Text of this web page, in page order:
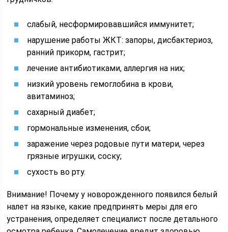
слабый, несформировавшийся иммунитет;
нарушение работы ЖКТ: запоры, дисбактериоз,
ранний прикорм, гастрит;
лечение антибиотиками, аллергия на них;
низкий уровень гемоглобина в крови,
авитаминоз;
сахарный диабет;
гормональные изменения, сбои;
заражение через родовые пути матери, через
грязные игрушки, соску;
сухость во рту.
Внимание! Почему у новорожденного появился белый
налет на языке, какие предпринять меры для его
устранения, определяет специалист после детального